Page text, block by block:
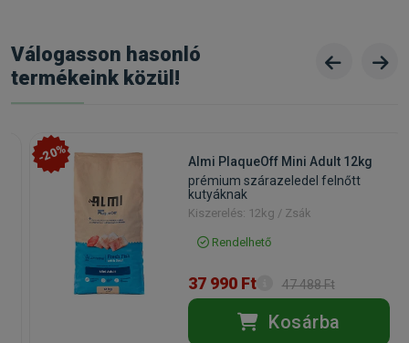
Válogasson hasonló
termékeink közül!
-20%
Almi PlaqueOff Mini Adult 12kg
prémium szárazeledel felnőtt
kutyáknak
Kiszerelés: 12kg / Zsák
Rendelhető
37 990 Ft 47 488 Ft
Kosárba